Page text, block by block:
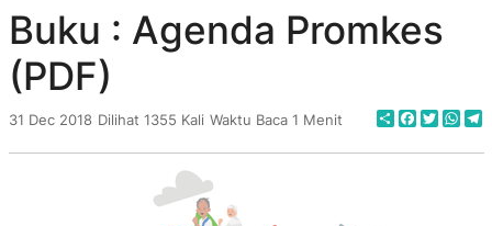
Buku : Agenda Promkes
(PDF)
31 Dec 2018 Dilihat 1355 Kali Waktu Baca 1 Menit Share